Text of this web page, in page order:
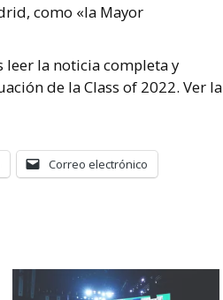
como «la Mayor
leer la noticia completa y
de la Class of 2022. Ver la
Correo electrónico